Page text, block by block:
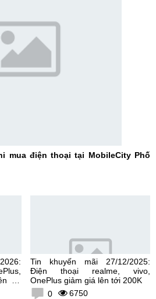
mua điện thoại tại MobileCity Phố
tới
Tin khuyến mãi 27/12/2025:
Điện thoại realme, vivo,
OnePlus giảm giá lên tới 200K
0
6750